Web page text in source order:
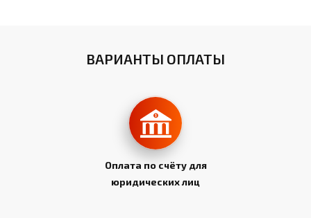
ВАРИАНТЫ ОПЛАТЫ
Оплата по счёту для
юридических лиц